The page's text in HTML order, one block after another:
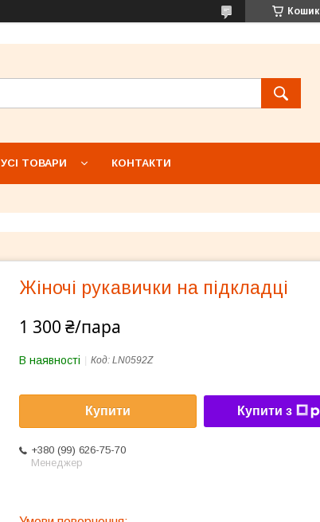
Кошик
УСІ ТОВАРИ КОНТАКТИ
Жіночі рукавички на підкладці
1 300 ₴/пара
В наявності Код: LN0592Z
Купити Купити з
+380 (99) 626-75-70
Менеджер